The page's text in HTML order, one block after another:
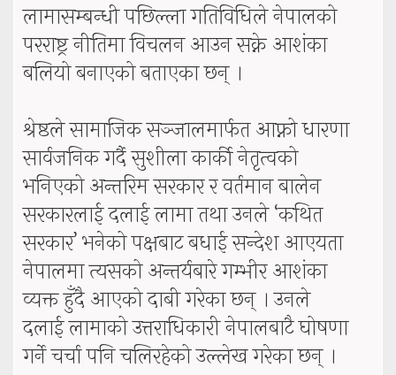
लामासम्बन्धी पछिल्ला गतिविधिले नेपालको
परराष्ट्र नीतिमा विचलन आउन सक्ने आशंका
बलियो बनाएको बताएका छन् ।
श्रेष्ठले सामाजिक सञ्जालमार्फत आफ्नो धारणा
सार्वजनिक गर्दै सुशीला कार्की नेतृत्वको
भनिएको अन्तरिम सरकार र वर्तमान बालेन
सरकारलाई दलाई लामा तथा उनले ‘कथित
सरकार’ भनेको पक्षबाट बधाई सन्देश आएयता
नेपालमा त्यसको अन्तर्यबारे गम्भीर आशंका
व्यक्त हुँदै आएको दाबी गरेका छन् । उनले
दलाई लामाको उत्तराधिकारी नेपालबाटै घोषणा
गर्ने चर्चा पनि चलिरहेको उल्लेख गरेका छन् ।